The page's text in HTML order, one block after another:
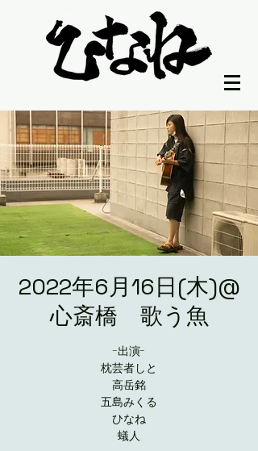
2022年6月16日(木)@
心斎橋 歌う魚
-出演-
枕芸者しと
高岳銘
五島みくる
ひなね
蟻人